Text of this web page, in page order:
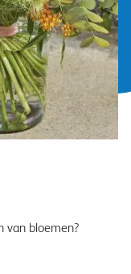
van bloemen?